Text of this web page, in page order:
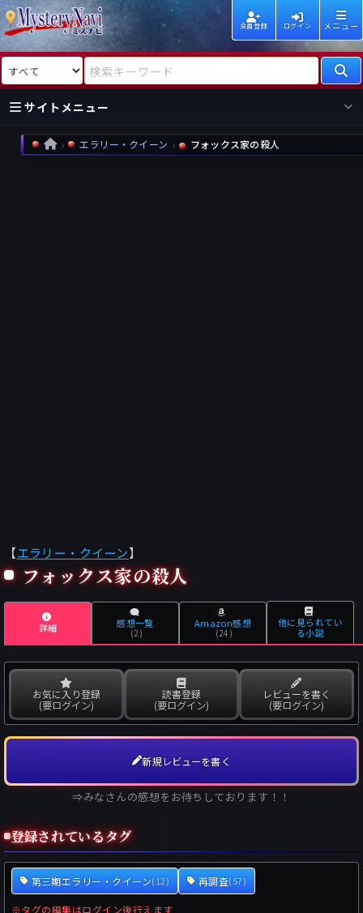
会員登録 ログイン メニュー
検索対象 検索キーワード
サイトメニュー
国内
海外
新着
HOME エラリー・クイーン フォックス家の殺人
【エラリー・クイーン】
フォックス家の殺人
詳細 感想一覧
(2)
Amazon感想
(24)
他に見られてい
る小説
お気に入り登録
(要ログイン)
読書登録
(要ログイン)
レビューを書く
(要ログイン)
新規レビューを書く
⇒みなさんの感想をお待ちしております！！
登録されているタグ
第三期エラリー・クイーン(12) 再調査(57)
※タグの編集はログイン後行えます